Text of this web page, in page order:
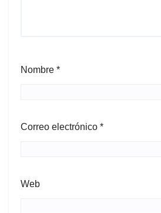
Nombre *
Correo electrónico *
Web